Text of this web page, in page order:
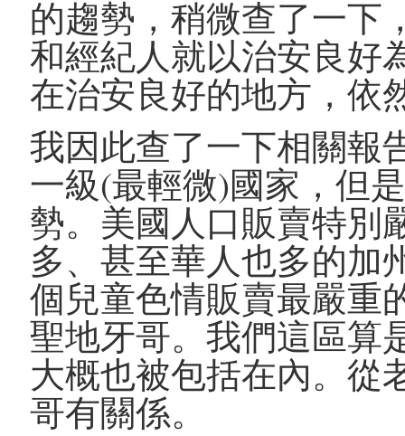
的趨勢，稍微查了一下
和經紀人就以治安良好
在治安良好的地方，依
我因此查了一下相關報
一級(最輕微)國家，但
勢。美國人口販賣特別
多、甚至華人也多的加
個兒童色情販賣最嚴重
聖地牙哥。我們這區算
大概也被包括在內。從
哥有關係。